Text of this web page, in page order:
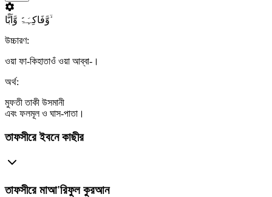
وَّفَاکِہَۃً وَّاَبًّا ۙ
উচ্চারণ:
ওয়া ফা-কিহাতাওঁ ওয়া আব্বা-।
অর্থ:
মুফতী তাকী উসমানী
এবং ফলমূল ও ঘাস-পাতা।
তাফসীরে ইবনে কাছীর
তাফসীরে মাআ'রিফুল কুরআন